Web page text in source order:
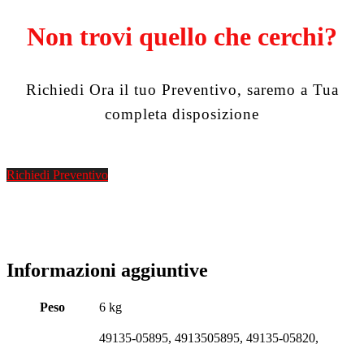
Non trovi quello che cerchi?
Richiedi Ora il tuo Preventivo, saremo a Tua
completa disposizione
Richiedi Preventivo
Informazioni aggiuntive
Peso 6 kg
49135-05895, 4913505895, 49135-05820,